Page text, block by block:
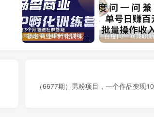
杨名商业IP孵化训练营，从商业到内容到转化一站式学 价值5980元
（6677期）男粉项目，一个作品变现